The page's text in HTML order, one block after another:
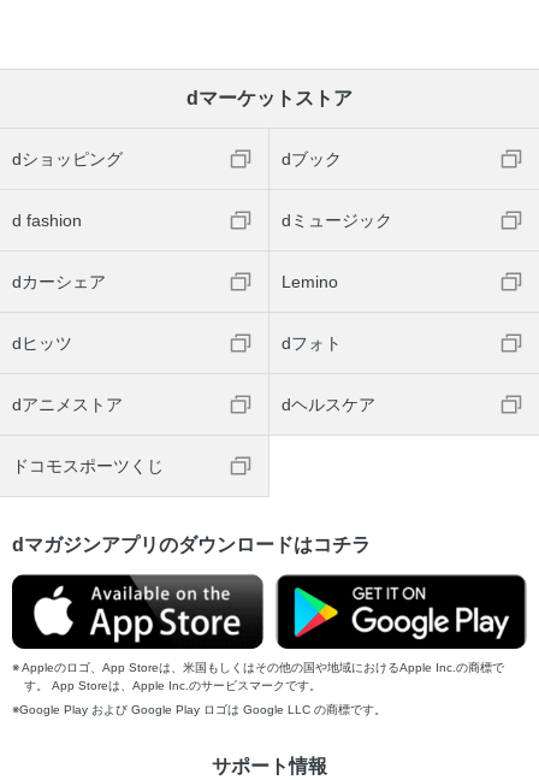
dマーケットストア
dショッピング dブック
d fashion dミュージック
dカーシェア Lemino
dヒッツ dフォト
dアニメストア dヘルスケア
ドコモスポーツくじ
dマガジンアプリのダウンロードはコチラ
Appleのロゴ、App Storeは、米国もしくはその他の国や地域におけるApple Inc.の商標で
す。 App Storeは、Apple Inc.のサービスマークです。
Google Play および Google Play ロゴは Google LLC の商標です。
サポート情報